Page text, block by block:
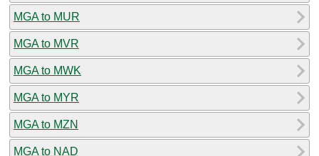
MGA to MUR
MGA to MVR
MGA to MWK
MGA to MYR
MGA to MZN
MGA to NAD